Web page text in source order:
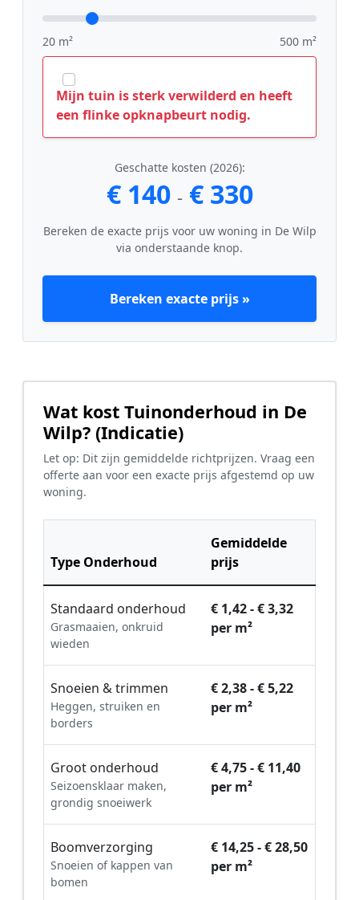
20 m² 500 m²
Mijn tuin is sterk verwilderd en heeft
een flinke opknapbeurt nodig.
Geschatte kosten (2026):
€ 140 - € 330
Bereken de exacte prijs voor uw woning in De Wilp
via onderstaande knop.
Bereken exacte prijs »
Wat kost Tuinonderhoud in De
Wilp? (Indicatie)
Let op: Dit zijn gemiddelde richtprijzen. Vraag een
offerte aan voor een exacte prijs afgestemd op uw
woning.
Type Onderhoud
Gemiddelde
prijs
Standaard onderhoud
Grasmaaien, onkruid
wieden
€ 1,42 - € 3,32
per m²
Snoeien & trimmen
Heggen, struiken en
borders
€ 2,38 - € 5,22
per m²
Groot onderhoud
Seizoensklaar maken,
grondig snoeiwerk
€ 4,75 - € 11,40
per m²
Boomverzorging
Snoeien of kappen van
bomen
€ 14,25 - € 28,50
per m²